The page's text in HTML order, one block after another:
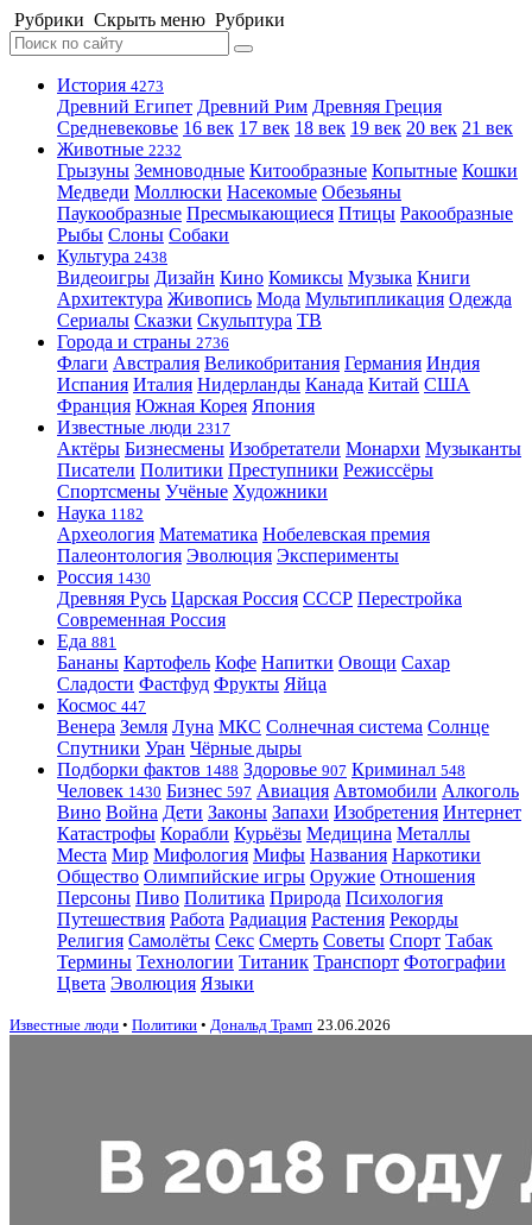
Рубрики Скрыть меню Рубрики
История 4273
Древний Египет Древний Рим Древняя Греция
Средневековье 16 век 17 век 18 век 19 век 20 век 21 век
Животные 2232
Грызуны Земноводные Китообразные Копытные Кошки
Медведи Моллюски Насекомые Обезьяны
Паукообразные Пресмыкающиеся Птицы Ракообразные
Рыбы Слоны Собаки
Культура 2438
Видеоигры Дизайн Кино Комиксы Музыка Книги
Архитектура Живопись Мода Мультипликация Одежда
Сериалы Сказки Скульптура ТВ
Города и страны 2736
Флаги Австралия Великобритания Германия Индия
Испания Италия Нидерланды Канада Китай США
Франция Южная Корея Япония
Известные люди 2317
Актёры Бизнесмены Изобретатели Монархи Музыканты
Писатели Политики Преступники Режиссёры
Спортсмены Учёные Художники
Наука 1182
Археология Математика Нобелевская премия
Палеонтология Эволюция Эксперименты
Россия 1430
Древняя Русь Царская Россия СССР Перестройка
Современная Россия
Еда 881
Бананы Картофель Кофе Напитки Овощи Сахар
Сладости Фастфуд Фрукты Яйца
Космос 447
Венера Земля Луна МКС Солнечная система Солнце
Спутники Уран Чёрные дыры
Подборки фактов 1488 Здоровье 907 Криминал 548
Человек 1430 Бизнес 597 Авиация Автомобили Алкоголь
Вино Война Дети Законы Запахи Изобретения Интернет
Катастрофы Корабли Курьёзы Медицина Металлы
Места Мир Мифология Мифы Названия Наркотики
Общество Олимпийские игры Оружие Отношения
Персоны Пиво Политика Природа Психология
Путешествия Работа Радиация Растения Рекорды
Религия Самолёты Секс Смерть Советы Спорт Табак
Термины Технологии Титаник Транспорт Фотографии
Цвета Эволюция Языки
Известные люди • Политики • Дональд Трамп 23.06.2026